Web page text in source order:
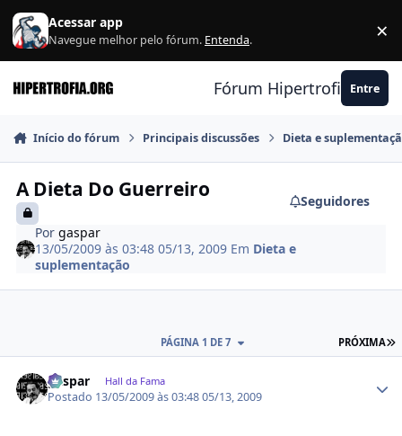
Ir para conteúdo
Acessar app
Navegue melhor pelo fórum. Entenda. ×
Fórum Hipertrofia.org
Entre
Início do fórum Principais discussões Dieta e
A Dieta Do Guerreiro
Seguidores
Porgaspar
13/05/2009 às 03:4805/13, 2009 Em Dieta e
suplementação
PRÓXIMA
PÁGINA 1 DE 7
gaspar Hall da Fama
Postado 13/05/2009 às 03:4805/13, 2009